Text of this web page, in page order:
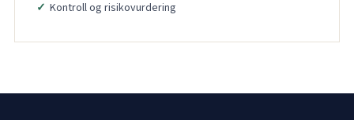
Kontroll og risikovurdering